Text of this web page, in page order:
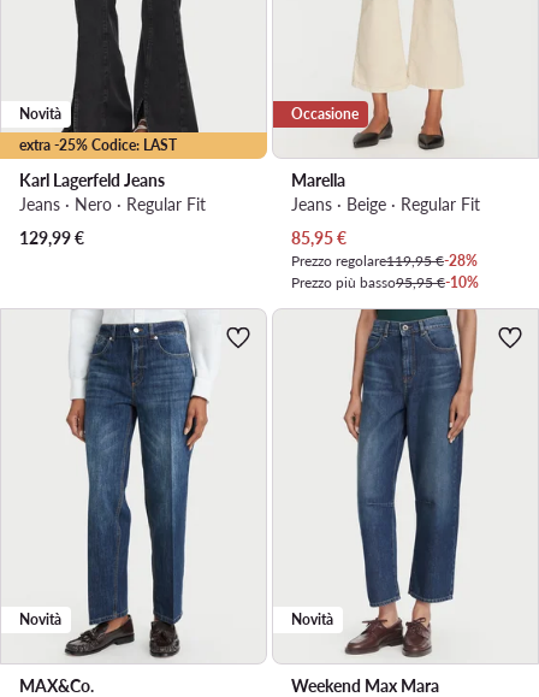
extra -25% Codice: LAST
Novità
Karl Lagerfeld Jeans
Jeans · Nero · Regular Fit
129,99€
Occasione
Marella
Jeans · Beige · Regular Fit
Prezzo attuale
85,95€
Prezzo regolare119,95 €-28%
Prezzo più basso95,95 €-10%
Novità
MAX&Co.
Novità
Weekend Max Mara